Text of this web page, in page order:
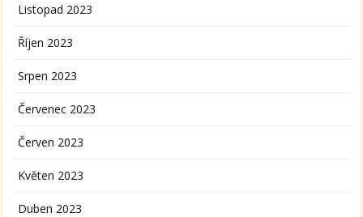
Listopad 2023
Říjen 2023
Srpen 2023
Červenec 2023
Červen 2023
Květen 2023
Duben 2023